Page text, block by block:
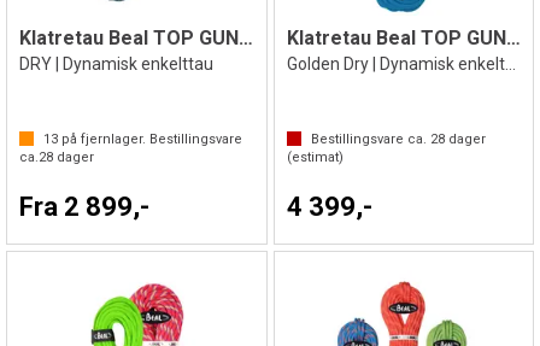
Klatretau Beal TOP GUN ll 10,5mm
DRY | Dynamisk enkelttau
13 på fjernlager. Bestillingsvare
ca. 28 dager
Fra 2 899,-
Klatretau Beal TOP GUN ll 10.5mm
Golden Dry | Dynamisk enkelttau
Bestillingsvare ca. 28dager
(estimat)
4 399,-